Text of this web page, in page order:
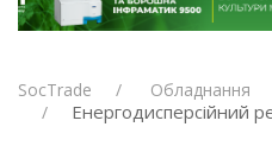
SocTrade Обладнання
Енергодисперсійний